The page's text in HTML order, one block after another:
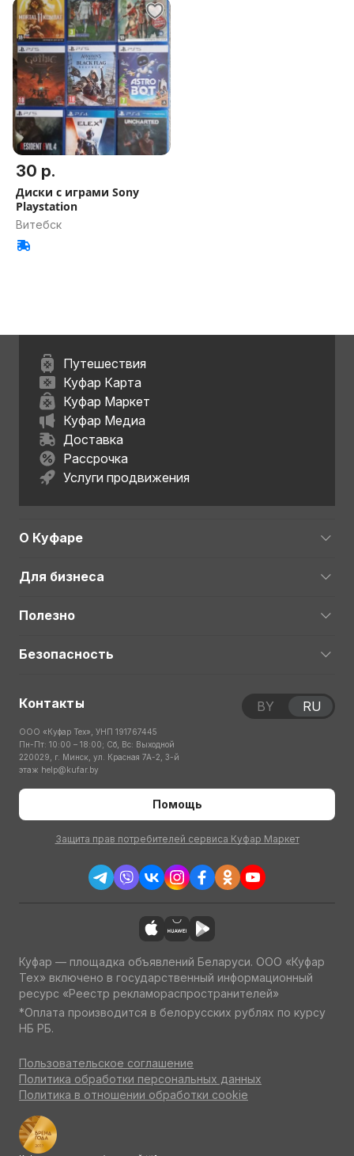
30 р.
Диски с играми Sony
Playstation
Витебск
Путешествия
Куфар Карта
Куфар Маркет
Куфар Медиа
Доставка
Рассрочка
Услуги продвижения
О Куфаре
Для бизнеса
Полезно
Безопасность
Контакты
ООО «Куфар Тех», УНП 191767445
Пн-Пт: 10:00 – 18:00; Сб, Вс: Выходной
220029, г. Минск, ул. Красная 7А-2, 3-й
этаж help@kufar.by
Помощь
Защита прав потребителей сервиса Куфар Маркет
BY RU
Куфар — площадка объявлений Беларуси. ООО «Куфар
Тех» включено в государственный информационный
ресурс «Реестр рекламораспространителей»
*Оплата производится в белорусских рублях по курсу
НБ РБ.
Пользовательское соглашение
Политика обработки персональных данных
Политика в отношении обработки cookie